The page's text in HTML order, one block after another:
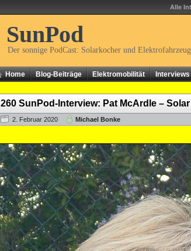
Alle
SunPod
Der sonnige PodCast: Solarkocher und
Home Blog-Beiträge Elektromobilität Interviews
260 SunPod-Interview: Pat McArdle –
2. Februar 2020 Michael Bonke